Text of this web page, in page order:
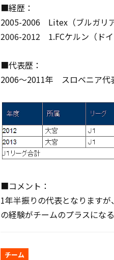
■経歴：
2005-2006 Litex（ブルガリア
2006-2012 1.FCケルン（ド
■代表歴：
2006～2011年 スロベニア
■コメント：
1年半振りの代表となります
の経験がチームのプラスにな
チーム